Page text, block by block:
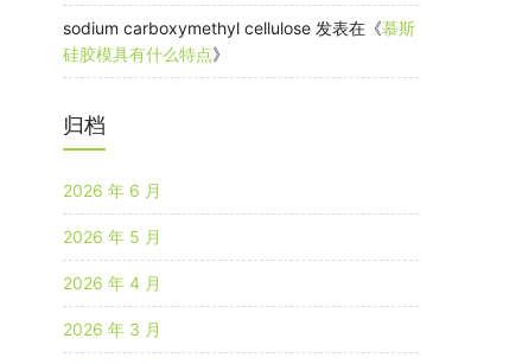
sodium carboxymethyl cellulose 发表在《慕斯
硅胶模具有什么特点》
归档
2026 年 6 月
2026 年 5 月
2026 年 4 月
2026 年 3 月